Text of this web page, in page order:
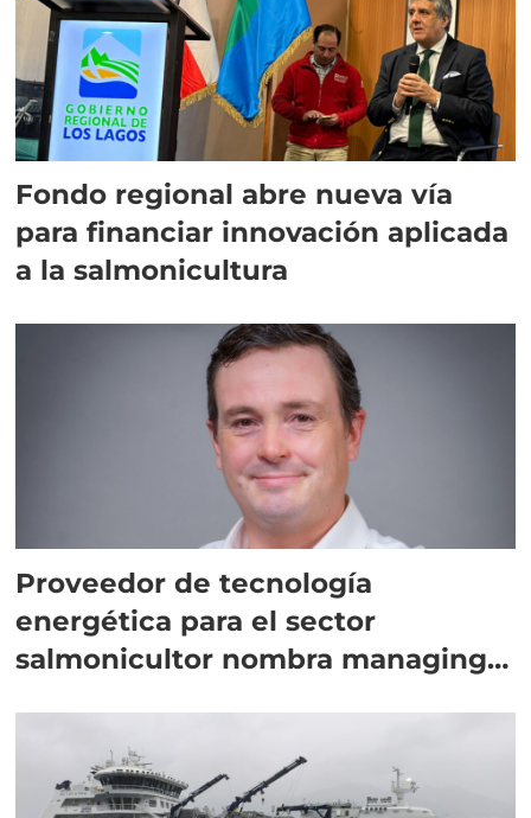
Fondo regional abre nueva vía
para financiar innovación aplicada
a la salmonicultura
Proveedor de tecnología
energética para el sector
salmonicultor nombra managing